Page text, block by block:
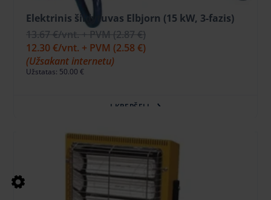
Elektrinis šildytuvas Elbjorn (15 kW, 3-fazis)
13.67 €/vnt. + PVM(2.87 €)
12.30 €/vnt. + PVM (2.58 €)
(Užsakant internetu)
Užstatas: 50.00 €
Į KREPŠELĮ